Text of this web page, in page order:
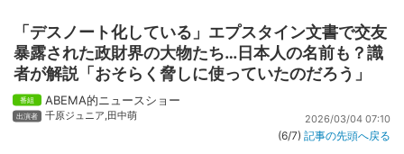
「デスノート化している」エプスタイン文書で交友
暴露された政財界の大物たち…日本人の名前も？識
者が解説「おそらく脅しに使っていたのだろう」
ABEMA的ニュースショー
千原ジュニア,田中萌 2026/03/04 07:10
(6/7) 記事の先頭へ戻る